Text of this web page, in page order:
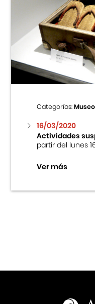
Categorías:Museo
16/03/2020
Actividades
partir del lunes
Ver más